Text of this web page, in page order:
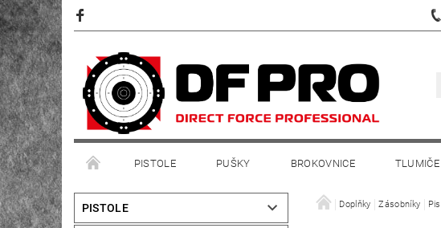
PISTOLE PUŠKY BROKOVNICE TLUMIČE
PISTOLE Doplňky Zásobníky